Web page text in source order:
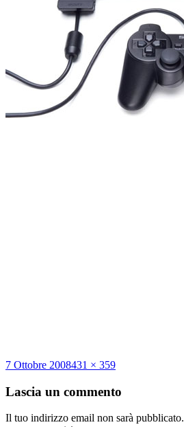
Scritto
7 Ottobre 2008Dimensione
431 × 359
Lascia un commento
Il tuo indirizzo email non sarà pubblicato.